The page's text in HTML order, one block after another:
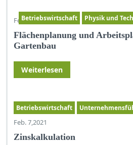
Betriebswirtschaft Physik und
Feb. 7,2021
Flächenplanung und
Gartenbau
Weiterlesen
Betriebswirtschaft
Feb. 7,2021
Zinskalkulation